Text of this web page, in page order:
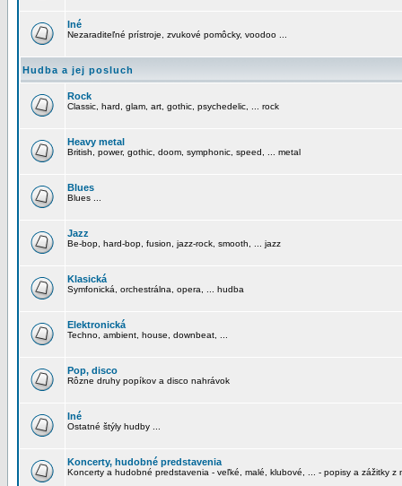
Iné
Nezaraditeľné prístroje, zvukové pomôcky, voodoo ...
Hudba a jej posluch
Rock
Classic, hard, glam, art, gothic, psychedelic, ... rock
Heavy metal
British, power, gothic, doom, symphonic, speed, ... metal
Blues
Blues ...
Jazz
Be-bop, hard-bop, fusion, jazz-rock, smooth, ... jazz
Klasická
Symfonická, orchestrálna, opera, ... hudba
Elektronická
Techno, ambient, house, downbeat, ...
Pop, disco
Rôzne druhy popíkov a disco nahrávok
Iné
Ostatné štýly hudby ...
Koncerty, hudobné predstavenia
Koncerty a hudobné predstavenia - veľké, malé, klubové, ... - popisy a zážitky z